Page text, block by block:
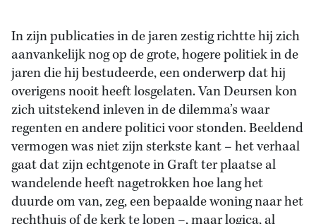
In zijn publicaties in de jaren zestig richtte hij zich
aanvankelijk nog op de grote, hogere politiek in de
jaren die hij bestudeerde, een onderwerp dat hij
overigens nooit heeft losgelaten. Van Deursen kon
zich uitstekend inleven in de dilemma’s waar
regenten en andere politici voor stonden. Beeldend
vermogen was niet zijn sterkste kant – het verhaal
gaat dat zijn echtgenote in Graft ter plaatse al
wandelende heeft nagetrokken hoe lang het
duurde om van, zeg, een bepaalde woning naar het